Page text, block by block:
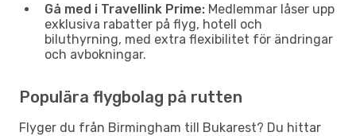
Gå med i Travellink Prime: Medlemmar låser upp
exklusiva rabatter på flyg, hotell och
biluthyrning, med extra flexibilitet för ändringar
och avbokningar.
Populära flygbolag på rutten
Flyger du från Birmingham till Bukarest? Du hittar